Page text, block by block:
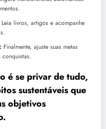
Leia livros, artigos e acompanhe
Finalmente, ajuste suas metas
conquistas.
é se privar de tudo,
sustentáveis que
objetivos